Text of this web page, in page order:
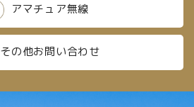
アマチュア無線
その他お問い合わせ